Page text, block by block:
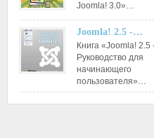
Joomla! 3.0»…
Joomla! 2.5 -…
Книга «Joomla! 2.5
Руководство для
начинающего
пользователя»…